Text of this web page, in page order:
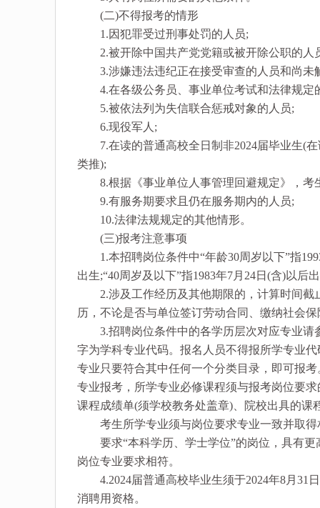
(二)不得报考的情形
1.因犯罪受过刑事处罚的人员;
2.被开除中国共产党党籍或被开除公职的人
3.涉嫌违法违纪正在接受审查的人员和尚未
4.在各级公务员、事业单位考试和法律规定
5.被依法列为失信联合惩戒对象的人员;
6.现役军人;
7.在读的普通高校全日制非2024届毕业生(在
类推);
8.根据《事业单位人事管理回避规定》，考
9.有服务期要求且仍在服务期内的人员;
10.法律法规规定的其他情形。
(三)报考注意事项
1.本招聘岗位条件中“年龄30周岁以下”指
出生;“40周岁及以下”指1983年7月24日(含)以后
2.涉及工作经历及其他期限的，计算时间截
历，不论是否与单位签订劳动合同、缴纳社会
3.招聘岗位条件中的各学历层次对应专业请
字为学科专业代码。报名人员不得报所学专业
专业只要符合其中任何一个分类目录，即可报
专业报考，所学专业必修课程须与报考岗位要
课程成绩单(须学校教务处盖章)、院校出具的
考生所学专业须与岗位要求专业一致并取得
要求“本科学历、学士学位”的岗位，具有更
岗位专业要求相符。
4.2024届普通高校毕业生须于2024年8月31
消聘用资格。